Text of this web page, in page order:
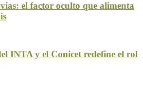
el factor oculto que alimenta
INTA y el Conicet redefine el rol